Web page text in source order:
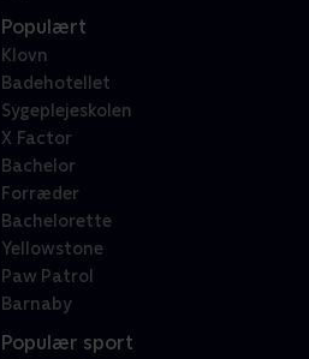
Populært
Klovn
Badehotellet
Sygeplejeskolen
X Factor
Bachelor
Forræder
Bachelorette
Yellowstone
Paw Patrol
Barnaby
Populær sport